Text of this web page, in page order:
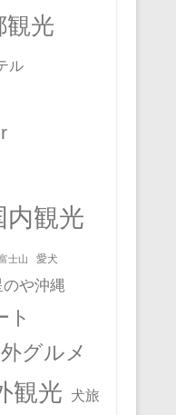
観光
ル
内観光
士山 愛犬
のや沖縄
ト
グルメ
観光 犬旅